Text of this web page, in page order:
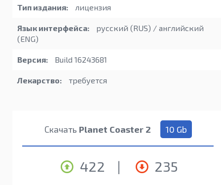
Тип издания: лицензия
Язык интерфейса:
русский (RUS) / английский
(ENG)
Версия: Build 16243681
Лекарство: требуется
Скачать Planet Coaster 2 10 Gb
422 | 235